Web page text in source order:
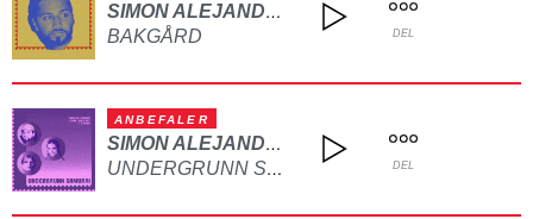
SIMON ALEJANDRO
BAKGÅRD DEL
ANBEFALER
SIMON ALEJANDRO
UNDERGRUNN SAMURAI
DEL